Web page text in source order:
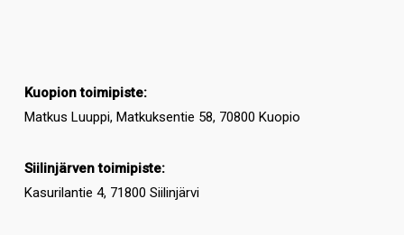
Kuopion toimipiste:
Matkus Luuppi, Matkuksentie 58, 70800 Kuopio
Siilinjärven toimipiste:
Kasurilantie 4, 71800 Siilinjärvi